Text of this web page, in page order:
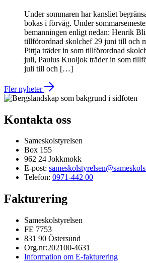
Under sommaren har kansliet
bokas i förväg. Under
bemanningen enligt nedan: Henrik
tillförordnad skolchef 29 juni till och
Pittja träder in som tillförordnad
juli, Paulus Kuoljok träder in som
juli till och […]
Fler nyheter
Kontakta oss
Sameskolstyrelsen
Box 155
962 24 Jokkmokk
E-post:
Telefon: 0971-442 00
Fakturering
Sameskolstyrelsen
FE 7753
831 90 Östersund
Org.nr:202100-4631
Information om E-fakturering